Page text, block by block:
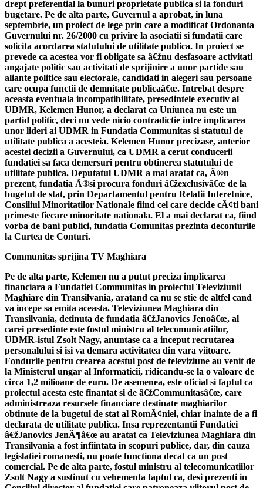
drept preferential la bunuri proprietate publica si la fonduri
bugetare. Pe de alta parte, Guvernul a aprobat, in luna
septembrie, un proiect de lege prin care a modificat Ordonanta
Guvernului nr. 26/2000 cu privire la asociatii si fundatii care
solicita acordarea statutului de utilitate publica. In proiect se
prevede ca acestea vor fi obligate sa â€žnu desfasoare activitati
angajate politic sau activitati de sprijinire a unor partide sau
aliante politice sau electorale, candidati in alegeri sau persoane
care ocupa functii de demnitate publicaâ€œ. Intrebat despre
aceasta eventuala incompatibilitate, presedintele executiv al
UDMR, Kelemen Hunor, a declarat ca Uniunea nu este un
partid politic, deci nu vede nicio contradictie intre implicarea
unor lideri ai UDMR in Fundatia Communitas si statutul de
utilitate publica a acesteia. Kelemen Hunor precizase, anterior
acestei decizii a Guvernului, ca UDMR a cerut conducerii
fundatiei sa faca demersuri pentru obtinerea statutului de
utilitate publica. Deputatul UDMR a mai aratat ca, Ã®n
prezent, fundatia Ã®si procura fonduri â€žexclusivâ€œ de la
bugetul de stat, prin Departamentul pentru Relatii Interetnice,
Consiliul Minoritatilor Nationale fiind cel care decide cÃ¢ti bani
primeste fiecare minoritate nationala. El a mai declarat ca, fiind
vorba de bani publici, fundatia Comunitas prezinta deconturile
la Curtea de Conturi.
Communitas sprijina TV Maghiara
Pe de alta parte, Kelemen nu a putut preciza implicarea
financiara a Fundatiei Communitas in proiectul Televiziunii
Maghiare din Transilvania, aratand ca nu se stie de altfel cand
va incepe sa emita aceasta. Televiziunea Maghiara din
Transilvania, detinuta de fundatia â€žJanovics Jenoâ€œ, al
carei presedinte este fostul ministru al telecomunicatiilor,
UDMR-istul Zsolt Nagy, anuntase ca a inceput recrutarea
personalului si isi va demara activitatea din vara viitoare.
Fondurile pentru crearea acestui post de televiziune au venit de
la Ministerul ungar al Informaticii, ridicandu-se la o valoare de
circa 1,2 milioane de euro. De asemenea, este oficial si faptul ca
proiectul acesta este finantat si de â€žCommunitasâ€œ, care
administreaza resursele financiare destinate maghiarilor
obtinute de la bugetul de stat al RomÃ¢niei, chiar inainte de a fi
declarata de utilitate publica. Insa reprezentantii Fundatiei
â€žJanovics JenÃ¶â€œ au aratat ca Televiziunea Maghiara din
Transilvania a fost infiintata in scopuri publice, dar, din cauza
legislatiei romanesti, nu poate functiona decat ca un post
comercial. Pe de alta parte, fostul ministru al telecomunicatiilor
Zsolt Nagy a sustinut cu vehementa faptul ca, desi prezenti in